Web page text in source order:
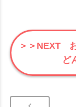
＞＞NEXT
ど